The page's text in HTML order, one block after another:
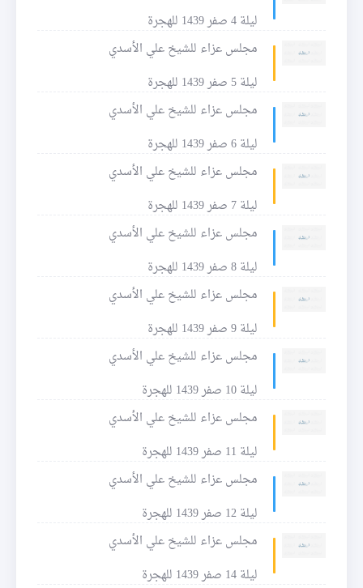
ليلة 4 صفر 1439 للهجرة
مجلس عزاء للشيخ علي الأسدي
ليلة 5 صفر 1439 للهجرة
مجلس عزاء للشيخ علي الأسدي
ليلة 6 صفر 1439 للهجرة
مجلس عزاء للشيخ علي الأسدي
ليلة 7 صفر 1439 للهجرة
مجلس عزاء للشيخ علي الأسدي
ليلة 8 صفر 1439 للهجرة
مجلس عزاء للشيخ علي الأسدي
ليلة 9 صفر 1439 للهجرة
مجلس عزاء للشيخ علي الأسدي
ليلة 10 صفر 1439 للهجرة
مجلس عزاء للشيخ علي الأسدي
ليلة 11 صفر 1439 للهجرة
مجلس عزاء للشيخ علي الأسدي
ليلة 12 صفر 1439 للهجرة
مجلس عزاء للشيخ علي الأسدي
ليلة 14 صفر 1439 للهجرة